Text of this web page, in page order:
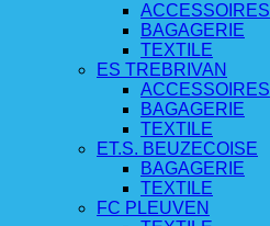
ACCESSOIRES
BAGAGERIE
TEXTILE
ES TREBRIVAN
ACCESSOIRES
BAGAGERIE
TEXTILE
ET.S. BEUZECOISE
BAGAGERIE
TEXTILE
FC PLEUVEN